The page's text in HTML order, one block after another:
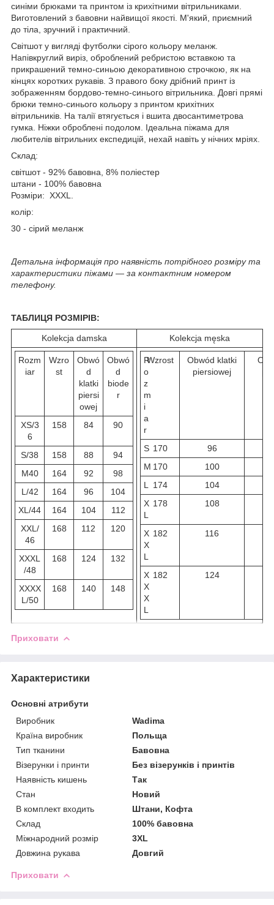
синіми брюками та принтом із крихітними вітрильниками.
Виготовлений з бавовни найвищої якості. М'який, приємний
до тіла, зручний і практичний.
Світшот у вигляді футболки сірого кольору меланж.
Напівкруглий виріз, оброблений ребристою вставкою та
прикрашений темно-синьою декоративною строчкою, як на
кінцях коротких рукавів. З правого боку дрібний принт із
зображенням бордово-темно-синього вітрильника. Довгі прямі
брюки темно-синього кольору з принтом крихітних
вітрильників. На талії втягується і вшита двосантиметрова
гумка. Ніжки оброблені подолом. Ідеальна піжама для
любителів вітрильних експедицій, нехай навіть у нічних мріях.
Склад:
світшот - 92% бавовна, 8% поліестер
штани - 100% бавовна
Розміри: XXXL.
колір:
30 - сірий меланж
Детальна інформація про наявність потрібного розміру та
характеристики піжами ― за контактним номером
телефону.
ТАБЛИЦЯ РОЗМІРІВ:
Kolekcja damska Kolekcja męska
Rozm
iar
Wzro
st
Obwó
d
klatki
piersi
owej
Obwó
d
biode
r
XS/3
6
158 84 90
S/38 158 88
94
M40
164 92
98
L/42
164 96
104
XL/44
164 104
112
XXL/
46
168 112 120
XXXL
/48
168 124 132
XXXX
L/50
168 140 148
R
o
z
m
i
a
r
Wzrost
Obwód klatki
piersiowej
S 170 96
M 170 100
L
174 104
X
L
178 108
X
X
L
182 116
X
X
X
L
182 124
Приховати
Характеристики
Основні атрибути
Виробник
Wadima
Країна виробник
Польща
Тип тканини
Бавовна
Візерунки і принти
Без візерунків і принтів
Наявність кишень
Так
Стан
Новий
В комплект входить
Штани, Кофта
Склад
100% бавовна
Міжнародний розмір
3XL
Довжина рукава
Довгий
Приховати